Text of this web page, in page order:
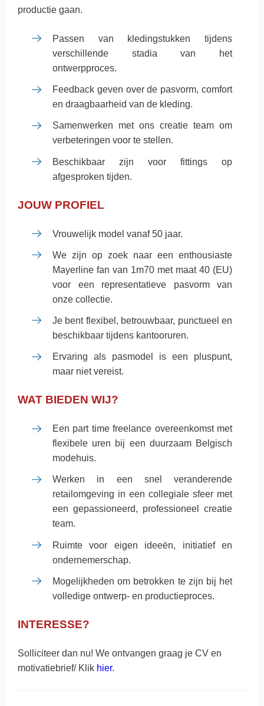
productie gaan.
Passen van kledingstukken tijdens
verschillende stadia van het
ontwerpproces.
Feedback geven over de pasvorm, comfort
en draagbaarheid van de kleding.
Samenwerken met ons creatie team om
verbeteringen voor te stellen.
Beschikbaar zijn voor fittings op
afgesproken tijden.
JOUW PROFIEL
Vrouwelijk model vanaf 50 jaar.
We zijn op zoek naar een enthousiaste
Mayerline fan van 1m70 met maat 40 (EU)
voor een representatieve pasvorm van
onze collectie.
Je bent flexibel, betrouwbaar, punctueel en
beschikbaar tijdens kantooruren.
Ervaring als pasmodel is een pluspunt,
maar niet vereist.
WAT BIEDEN WIJ?
Een part time freelance overeenkomst met
flexibele uren bij een duurzaam Belgisch
modehuis.
Werken in een snel veranderende
retailomgeving in een collegiale sfeer met
een gepassioneerd, professioneel creatie
team.
Ruimte voor eigen ideeën, initiatief en
ondernemerschap.
Mogelijkheden om betrokken te zijn bij het
volledige ontwerp- en productieproces.
INTERESSE?
Solliciteer dan nu! We ontvangen graag je CV en
motivatiebrief/ Klik hier.